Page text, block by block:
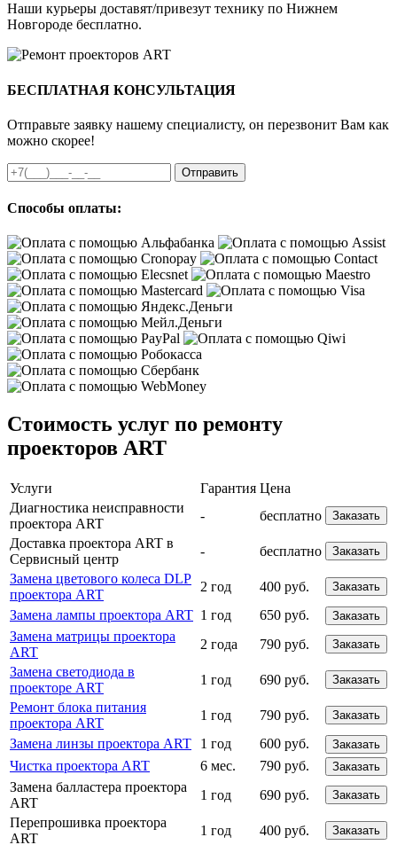
Наши курьеры доставят/привезут технику по Нижнем
Новгороде бесплатно.
БЕСПЛАТНАЯ КОНСУЛЬТАЦИЯ
Отправьте заявку нашему специалисту, он перезвонит Вам как
можно скорее!
Отправить
Способы оплаты:
Стоимость услуг по ремонту
проекторов ART
Услуги Гарантия Цена
Диагностика неисправности
проектора ART
- бесплатно Заказать
Доставка проектора ART в
Сервисный центр
- бесплатно Заказать
Замена цветового колеса DLP
проектора ART
2 год 400 руб. Заказать
Замена лампы проектора ART 1 год 650 руб. Заказать
Замена матрицы проектора
ART
2 года 790 руб. Заказать
Замена светодиода в
проекторе ART
1 год 690 руб. Заказать
Ремонт блока питания
проектора ART
1 год 790 руб. Заказать
Замена линзы проектора ART 1 год 600 руб. Заказать
Чистка проектора ART 6 мес. 790 руб. Заказать
Замена балластера проектора
ART
1 год 690 руб. Заказать
Перепрошивка проектора
ART
1 год 400 руб. Заказать